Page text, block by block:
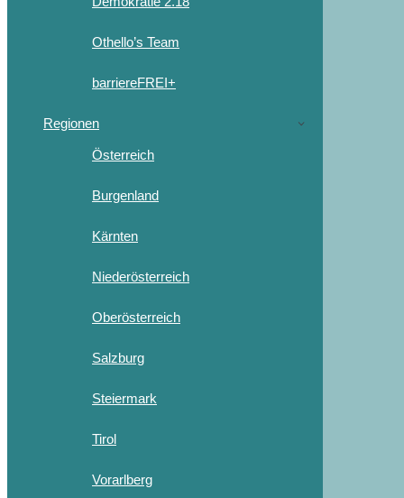
Othello’s Team
barriereFREI+
Regionen
Österreich
Burgenland
Kärnten
Niederösterreich
Oberösterreich
Salzburg
Steiermark
Tirol
Vorarlberg